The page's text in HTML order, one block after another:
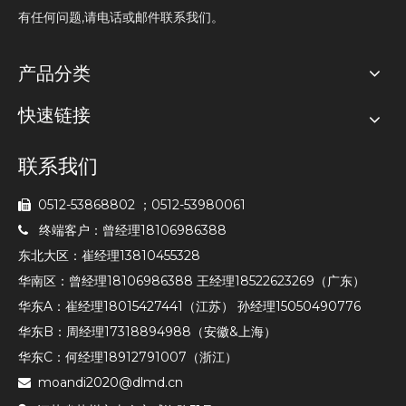
有任何问题,请电话或邮件联系我们。
产品分类
快速链接
联系我们
 0512-53868802 ；0512-53980061

终端客户：曾经理18106986388
东北大区：崔经理13810455328
华南区：曾经理18106986388 王经理18522623269（广东）
华东A：崔经理18015427441（江苏） 孙经理15050490776
华东B：周经理17318894988（安徽&上海）
华东C：何经理18912791007（浙江）
 moandi2020@dlmd.cn